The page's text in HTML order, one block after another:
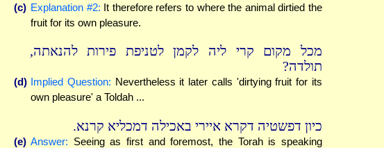
(c) Explanation #2: It therefore refers to where the animal dirtied the
fruit for its own pleasure.
מכל מקום קרי ליה לקמן לטניפת פירות להנאתה,
תולדה?
(d) Implied Question: Nevertheless it later calls 'dirtying fruit for its
own pleasure' a Toldah ...
כיון דפשטיה דקרא איירי באכילה דמכליא קרנא.
(e) Answer: Seeing as first and foremost, the Torah is speaking